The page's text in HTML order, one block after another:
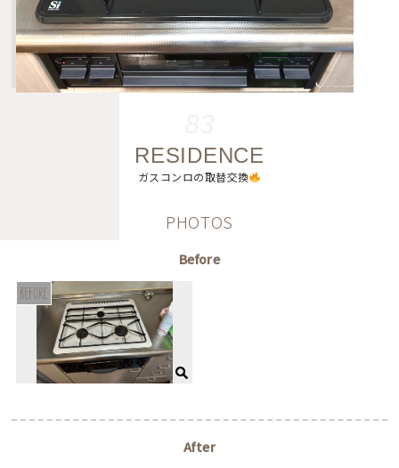
RESIDENCE
ガスコンロの取替交換
PHOTOS
Before
After